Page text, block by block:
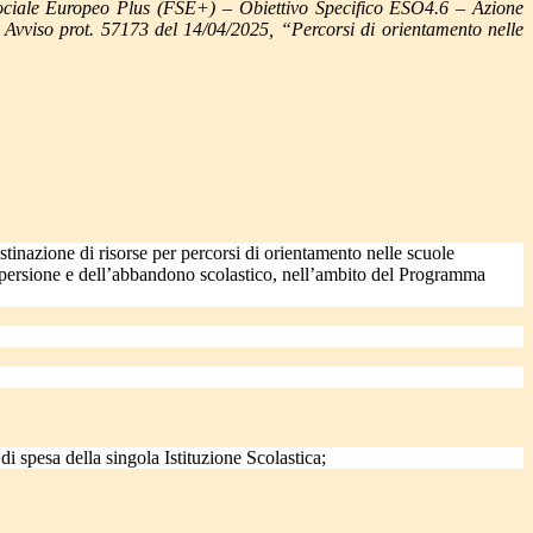
Europeo Plus (FSE+) – Obiettivo Specifico ESO4.6 – Azione
prot. 57173 del 14/04/2025, “Percorsi di orientamento nelle
di risorse per percorsi di orientamento nelle scuole
e dell’abbandono scolastico, nell’ambito del Programma
spesa della singola Istituzione Scolastica;